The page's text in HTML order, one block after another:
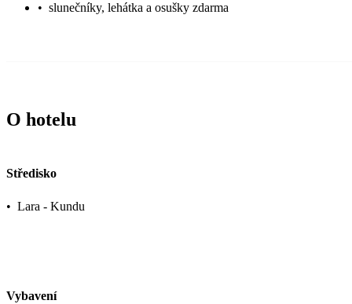
• slunečníky, lehátka a osušky zdarma
O hotelu
Středisko
• Lara - Kundu
Vybavení